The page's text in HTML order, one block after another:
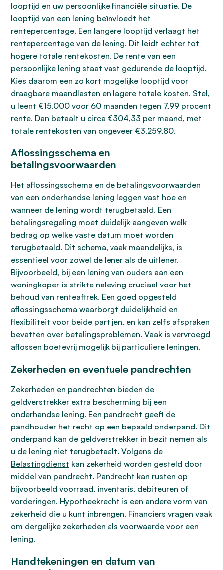
looptijd en uw persoonlijke financiële situatie. De
looptijd van een lening beïnvloedt het
rentepercentage. Een langere looptijd verlaagt het
rentepercentage van de lening. Dit leidt echter tot
hogere totale rentekosten. De rente van een
persoonlijke lening staat vast gedurende de looptijd.
Kies daarom een zo kort mogelijke looptijd voor
draagbare maandlasten en lagere totale kosten. Stel,
u leent €15.000 voor 60 maanden tegen 7,99 procent
rente. Dan betaalt u circa €304,33 per maand, met
totale rentekosten van ongeveer €3.259,80.
Aflossingsschema en
betalingsvoorwaarden
Het aflossingsschema en de betalingsvoorwaarden
van een onderhandse lening leggen vast hoe en
wanneer de lening wordt terugbetaald. Een
betalingsregeling moet duidelijk aangeven welk
bedrag op welke vaste datum moet worden
terugbetaald. Dit schema, vaak maandelijks, is
essentieel voor zowel de lener als de uitlener.
Bijvoorbeeld, bij een lening van ouders aan een
woningkoper is strikte naleving cruciaal voor het
behoud van renteaftrek. Een goed opgesteld
aflossingsschema waarborgt duidelijkheid en
flexibiliteit voor beide partijen, en kan zelfs afspraken
bevatten over betalingsproblemen. Vaak is vervroegd
aflossen boetevrij mogelijk bij particuliere leningen.
Zekerheden en eventuele pandrechten
Zekerheden en pandrechten bieden de
geldverstrekker extra bescherming bij een
onderhandse lening. Een pandrecht geeft de
pandhouder het recht op een bepaald onderpand. Dit
onderpand kan de geldverstrekker in bezit nemen als
u de lening niet terugbetaalt. Volgens de
Belastingdienst kan zekerheid worden gesteld door
middel van pandrecht. Pandrecht kan rusten op
bijvoorbeeld voorraad, inventaris, debiteuren of
vorderingen. Hypotheekrecht is een andere vorm van
zekerheid die u kunt inbrengen. Financiers vragen vaak
om dergelijke zekerheden als voorwaarde voor een
lening.
Handtekeningen en datum van